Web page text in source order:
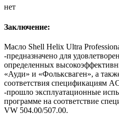
нет
Заключение:
Масло Shell Helix Ultra
-предназначено для
определенных
«Ауди» и «Фольксваген», а
соответствия спецификациям
-прошло эксплуатационные
программе на соответствие
VW 504.00/507.00.